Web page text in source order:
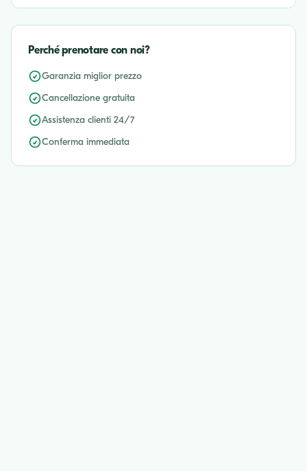
Perché prenotare con noi?
Garanzia miglior prezzo
Cancellazione gratuita
Assistenza clienti 24/7
Conferma immediata